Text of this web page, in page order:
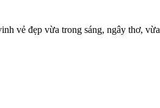
vẻ đẹp vừa trong sáng, ngây thơ,